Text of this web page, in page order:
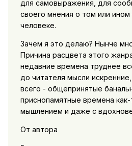
для самовыражения, для
своего мнения о том или ином
человеке.
Зачем я это делаю? Нынче
Причина расцвета этого
недавние времена труднее
до читателя мысли
всего - общепринятые
приснопамятные времена
мышлением и даже с
От автора